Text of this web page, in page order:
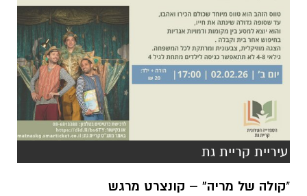
עיריית קריית גת
"קולה של מריה” – קונצרט מרגש